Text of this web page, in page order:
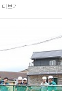
더보기